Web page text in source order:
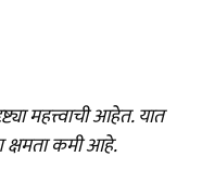
महत्त्वाची आहेत. यात
क्षमता कमी आहे.